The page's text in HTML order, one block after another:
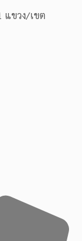
แขวง/เขต